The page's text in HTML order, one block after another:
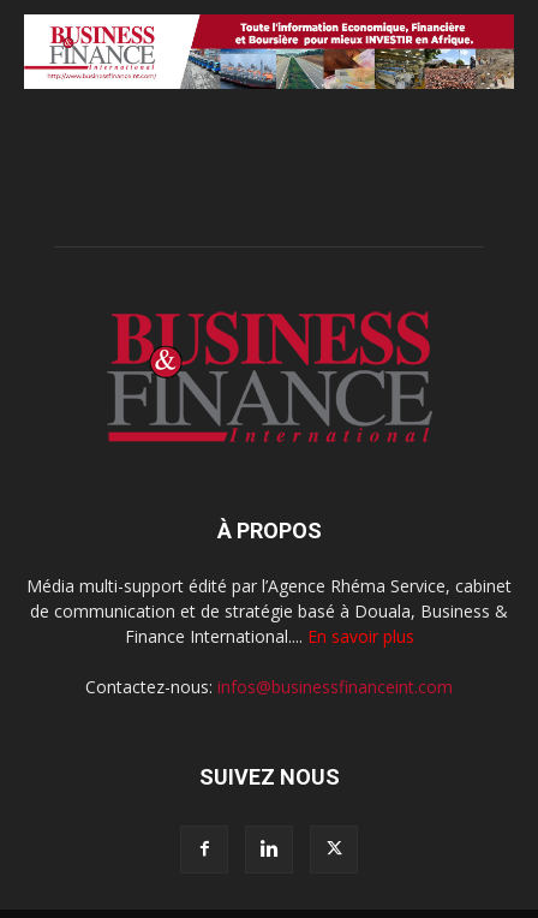
À PROPOS
Média multi-support édité par l’Agence Rhéma Service, cabinet
de communication et de stratégie basé à Douala, Business &
Finance International.... En savoir plus
Contactez-nous: infos@businessfinanceint.com
SUIVEZ NOUS